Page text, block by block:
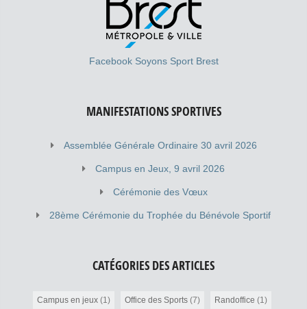
Facebook Soyons Sport Brest
MANIFESTATIONS SPORTIVES
Assemblée Générale Ordinaire 30 avril 2026
Campus en Jeux, 9 avril 2026
Cérémonie des Vœux
28ème Cérémonie du Trophée du Bénévole Sportif
CATÉGORIES DES ARTICLES
Campus en jeux(1) Office des Sports(7) Randoffice (1)